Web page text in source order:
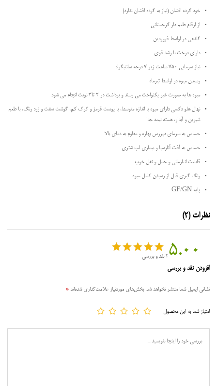
خود گرده افشان (نیاز به گرده افشان ندارد)
از ارقام طعم دار گرجستانی
گلدهی در اواسط فروردین
دارای درخت با رشد قوی
نیاز سرمایی ۷۵۰ ساعت زیر ۷ درجه سانتیگراد
رسیدن میوه در اواسط تیرماه
میوه ها به صورت غیر یکنواخت می رسند و برداشت در ۲ تا۳ نوبت انجام می شود.
نهال هلو دکسی دارای میوه با اندازه متوسط، با پوست قرمز و کرک کم، گوشت سفت و زرد رنگ، با طعم
شیرین و آبدار، هسته نیمه جدا
حساس به سرمای دیررس بهاره و مقاوم به دمای بالا
حساس به آفت آنارسیا و بیماری لب شتری
قابلیت انبارمانی و حمل و نقل خوب
رنگ گیری قبل از رسیدن کامل میوه
پایه GF/GN
نظرات (2)
5.00
امتیازدهی
در
مشتری
2نقد و بررسی
افزودن نقد و بررسی
نشانی ایمیل شما منتشر نخواهد شد. بخش‌های موردنیاز علامت‌گذاری شده‌اند *
امتیاز شما به این محصول